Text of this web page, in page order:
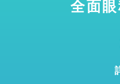
全面